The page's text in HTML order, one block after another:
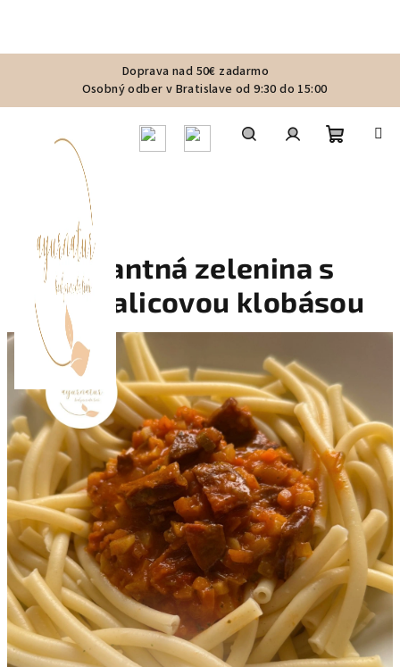
Doprava nad 50€ zadarmo
Osobný odber v Bratislave od 9:30 do 15:00
Pikantná zelenina s
mangalicovou klobásou